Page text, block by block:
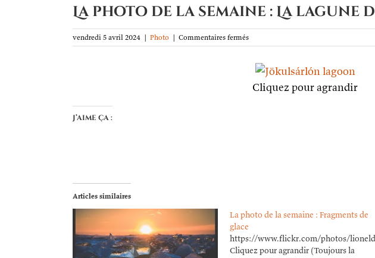
La photo de la semaine : La
vendredi 5 avril 2024 | Photo | Commentaires ferméssur
La
semaine :
Cliquez pour agrandir
J’aime ça :
Articles similaires
La photo de la semaine : Fragments de
glace
https://www.flickr.com/photos/
Cliquez pour agrandir (Toujours la